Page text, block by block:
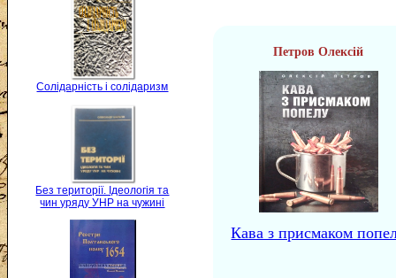
Солідарність і солідаризм
Без території. Ідеологія та
чин уряду УНР на чужині
Петров Олексій
Кава з присмаком